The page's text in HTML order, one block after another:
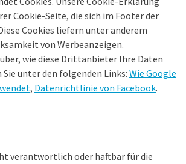
Cookie-Seite, die sich im Footer der
Cookies liefern unter anderem
von Werbeanzeigen.
wie diese Drittanbieter Ihre Daten
unter den folgenden Links: Wie Google
, Datenrichtlinie von Facebook.
verantwortlich oder haftbar für die